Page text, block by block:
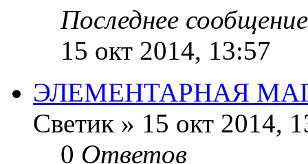
Последнее сообщение
15 окт 2014, 13:57
ЭЛЕМЕНТАРНАЯ
Светик » 15 окт 2014,
0 Ответов